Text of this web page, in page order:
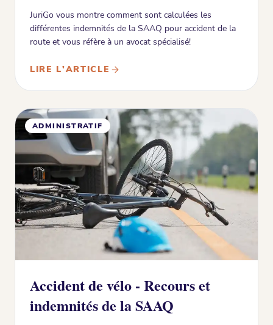
JuriGo vous montre comment sont calculées les
différentes indemnités de la SAAQ pour accident de la
route et vous réfère à un avocat spécialisé!
LIRE L'ARTICLE
ADMINISTRATIF
Accident de vélo - Recours et
indemnités de la SAAQ